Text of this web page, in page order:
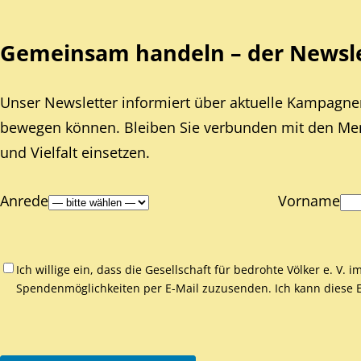
Gemeinsam handeln – der
Unser Newsletter informiert über aktuelle
bewegen können. Bleiben Sie verbunden mit den
und Vielfalt einsetzen.
Anrede Vorname
Ich willige ein, dass die Gesellschaft für bedrohte Völker e. V.
Spendenmöglichkeiten per E-Mail zuzusenden. Ich kann